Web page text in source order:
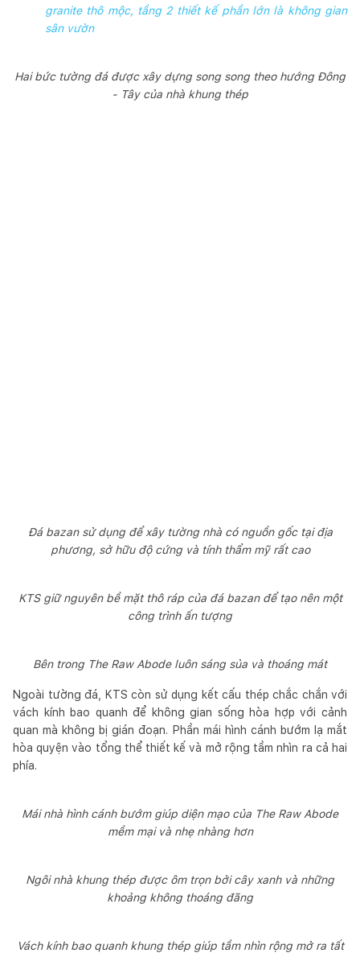
granite thô mộc, tầng 2 thiết kế phần lớn là không gian
sân vườn
Hai bức tường đá được xây dựng song song theo hướng Đông
- Tây của nhà khung thép
Đá bazan sử dụng để xây tường nhà có nguồn gốc tại địa
phương, sở hữu độ cứng và tính thẩm mỹ rất cao
KTS giữ nguyên bề mặt thô ráp của đá bazan để tạo nên một
công trình ấn tượng
Bên trong The Raw Abode luôn sáng sủa và thoáng mát
Ngoài tường đá, KTS còn sử dụng kết cấu thép chắc chắn với
vách kính bao quanh để không gian sống hòa hợp với cảnh
quan mà không bị gián đoạn. Phần mái hình cánh bướm lạ mắt
hòa quyện vào tổng thể thiết kế và mở rộng tầm nhìn ra cả hai
phía.
Mái nhà hình cánh bướm giúp diện mạo của The Raw Abode
mềm mại và nhẹ nhàng hơn
Ngôi nhà khung thép được ôm trọn bởi cây xanh và những
khoảng không thoáng đãng
Vách kính bao quanh khung thép giúp tầm nhìn rộng mở ra tất